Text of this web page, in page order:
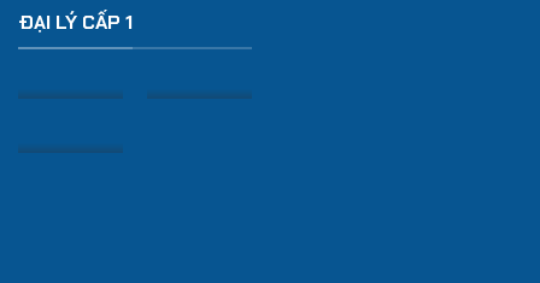
ĐẠI LÝ CẤP 1